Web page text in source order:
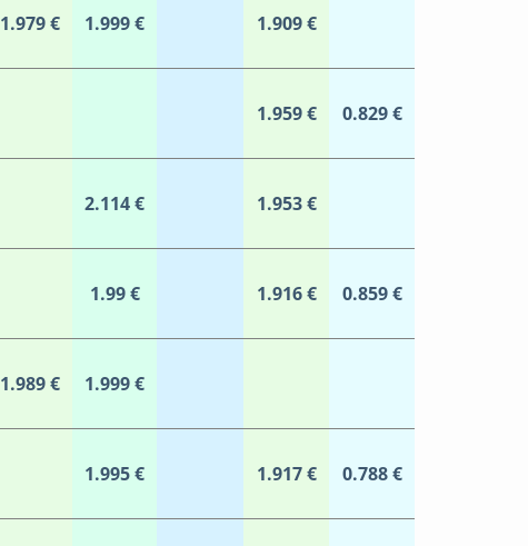
1.979 € 1.999 € 1.909 €
1.959 € 0.829 €
2.114 € 1.953 €
1.99 € 1.916 € 0.859 €
1.989 € 1.999 €
1.995 € 1.917 € 0.788 €